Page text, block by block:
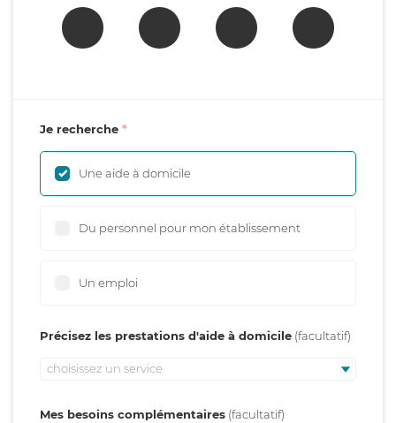
Je recherche
Une aide à domicile
Du personnel pour mon établissement
Un emploi
Précisez les prestations d'aide à domicile
choisissez un service
Mes besoins complémentaires